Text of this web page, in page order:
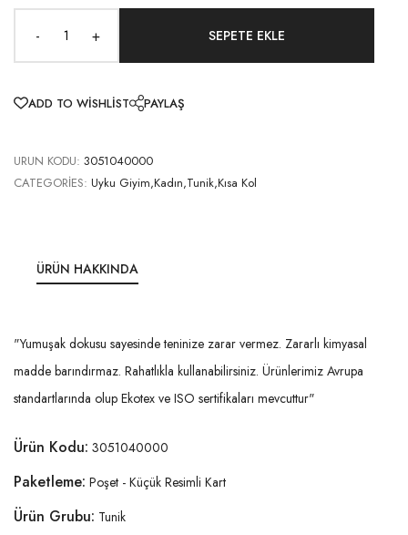
- +
ADD TO WISHLIST PAYLAŞ
URUN KODU: 3051040000
CATEGORIES: Uyku Giyim,Kadın,Tunik,Kısa Kol
ÜRÜN HAKKINDA
"Yumuşak dokusu sayesinde teninize zarar vermez. Zararlı kimyasal
madde barındırmaz. Rahatlıkla kullanabilirsiniz. Ürünlerimiz Avrupa
standartlarında olup Ekotex ve ISO sertifikaları mevcuttur"
Ürün Kodu: 3051040000
Paketleme: Poşet - Küçük Resimli Kart
Ürün Grubu: Tunik